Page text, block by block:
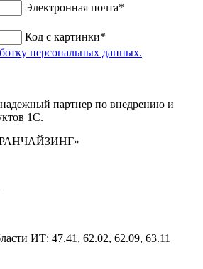
Электронная почта*
Код с картинки*
персональных данных.
партнер по внедрению и
1С.
ИТ: 47.41, 62.02, 62.09, 63.11